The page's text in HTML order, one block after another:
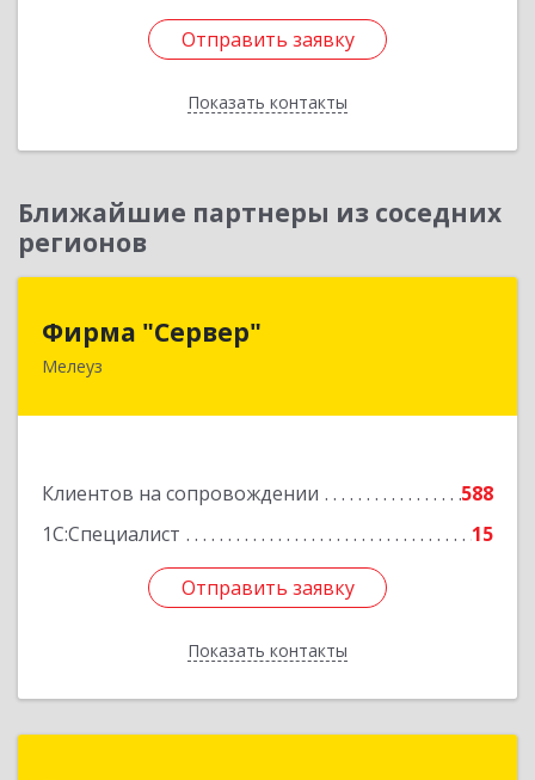
Отправить заявку
Показать контакты
Отправить заявку
Назад
Ближайшие партнеры из соседних
регионов
Фирма "Сервер"
Мелеуз
Клиентов на сопровождении
588
1С:Специалист
15
Отправить заявку
Показать контакты
453852, Башкортостан Респ, Мелеузовский р-н,
Отправить заявку
Назад